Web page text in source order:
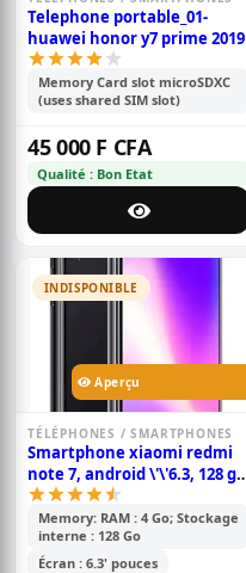
Telephone portable_01-
huawei honor y7 prime 2019
Memory Card slot microSDXC
(uses shared SIM slot)
45 000 F CFA
Qualité : Bon Etat
INDISPONIBLE
Aperçu
TÉLÉPHONES / SMARTPHONES
Smartphone xiaomi redmi
note 7, android \'\'6.3, 128 go
rom, 6 go ram, double
capteur photo 48+5 mp,
batterie de 4000mah;
snapdragon 630
Memory: RAM : 4 Go; Stockage
interne : 128 Go
Écran : 6.3' pouces